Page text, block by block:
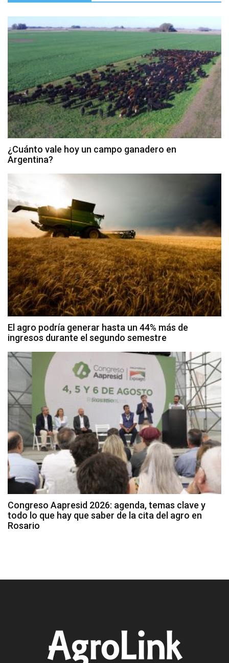
¿Cuánto vale hoy un campo ganadero en
Argentina?
El agro podría generar hasta un 44% más de
ingresos durante el segundo semestre
Congreso Aapresid 2026: agenda, temas clave y
todo lo que hay que saber de la cita del agro en
Rosario